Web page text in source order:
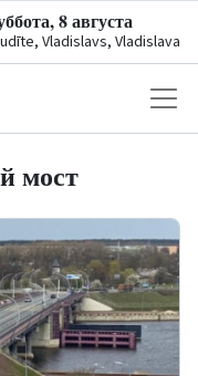
8 августа
Vladislavs, Vladislava
мост